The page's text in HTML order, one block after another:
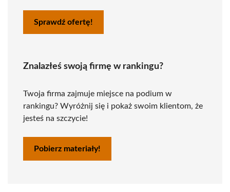
Sprawdź ofertę!
Znalazłeś swoją firmę w rankingu?
Twoja firma zajmuje miejsce na podium w
rankingu? Wyróżnij się i pokaż swoim klientom, że
jesteś na szczycie!
Pobierz materiały!